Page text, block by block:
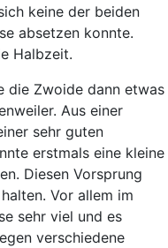
keine der beiden
absetzen konnte.
Halbzeit.
die Zwoide dann etwas
Aus einer
sehr guten
erstmals eine kleine
Diesen Vorsprung
Vor allem im
sehr viel und es
verschiedene